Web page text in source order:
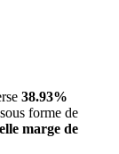
38.93%
forme de
marge de